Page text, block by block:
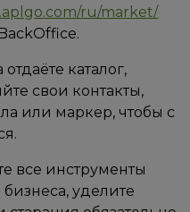
ru/market/
каталог,
свои контакты,
или маркер, чтобы с
все инструменты
уделите